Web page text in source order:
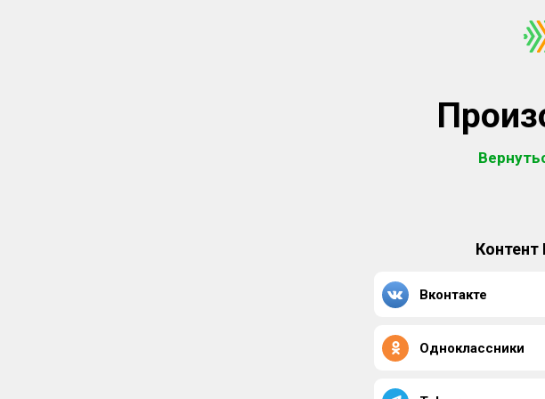
Контент
Вконтакте
Одноклассники